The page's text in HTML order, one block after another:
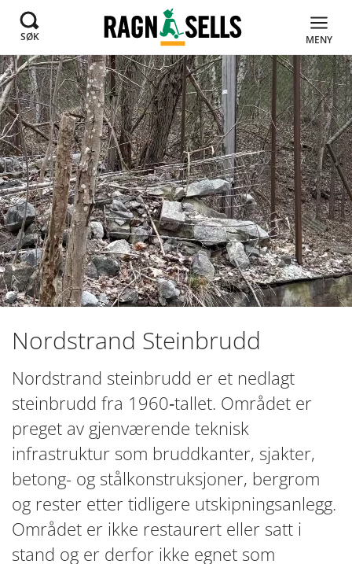
SØK MENY
Nordstrand Steinbrudd
Nordstrand steinbrudd er et nedlagt
steinbrudd fra 1960‑tallet. Området er
preget av gjenværende teknisk
infrastruktur som bruddkanter, sjakter,
betong- og stålkonstruksjoner, bergrom
og rester etter tidligere utskipningsanlegg.
Området er ikke restaurert eller satt i
stand og er derfor ikke egnet som